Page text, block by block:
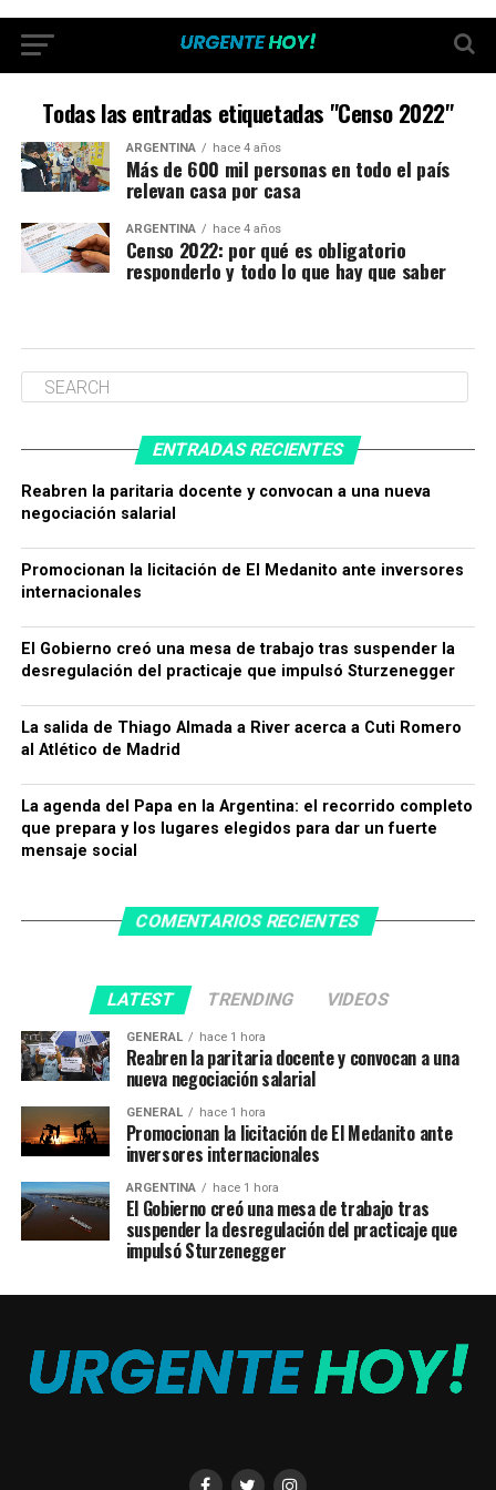
Todas las entradas etiquetadas "Censo 2022"
ARGENTINA hace 4 años
Más de 600 mil personas en todo el país
relevan casa por casa
ARGENTINA hace 4 años
Censo 2022: por qué es obligatorio
responderlo y todo lo que hay que saber⁣
ENTRADAS RECIENTES
Reabren la paritaria docente y convocan a una nueva
negociación salarial
Promocionan la licitación de El Medanito ante inversores
internacionales
El Gobierno creó una mesa de trabajo tras suspender la
desregulación del practicaje que impulsó Sturzenegger
La salida de Thiago Almada a River acerca a Cuti Romero
al Atlético de Madrid
La agenda del Papa en la Argentina: el recorrido completo
que prepara y los lugares elegidos para dar un fuerte
mensaje social
COMENTARIOS RECIENTES
LATEST TRENDING VIDEOS
GENERAL hace 1 hora
Reabren la paritaria docente y convocan a una
nueva negociación salarial
GENERAL hace 1 hora
Promocionan la licitación de El Medanito ante
inversores internacionales
ARGENTINA hace 1 hora
El Gobierno creó una mesa de trabajo tras
suspender la desregulación del practicaje que
impulsó Sturzenegger